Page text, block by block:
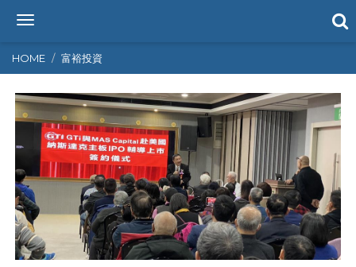
T
g
g
e
n
i
g
a
t
i
o
HOME 富裕投資